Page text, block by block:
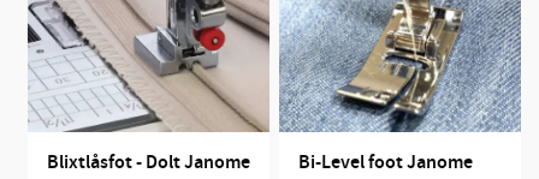
Blixtlåsfot - Dolt Janome
Bi-Level foot Janome